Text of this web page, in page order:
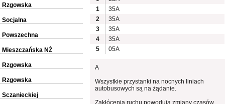
1
35A
2
35A
3
35A
4
35A
5
05A
A
Wszystkie przystanki na nocnych liniach
autobusowych są na żądanie.
Zakłócenia ruchu powodują zmiany czasów
Rzgowska
Socjalna
Powszechna
Mieszczańska NŻ
Rzgowska
Rzgowska
Sczanieckiej